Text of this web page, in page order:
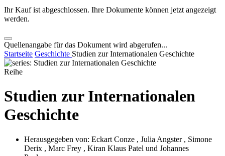
Ihr Kauf ist abgeschlossen. Ihre Dokumente können jetzt angezeigt
werden.
Quellenangabe für das Dokument wird abgerufen...
Startseite Geschichte Studien zur Internationalen Geschichte
Reihe
Studien zur Internationalen
Geschichte
Herausgegeben von: Eckart Conze , Julia Angster , Simone
Derix , Marc Frey , Kiran Klaus Patel und Johannes